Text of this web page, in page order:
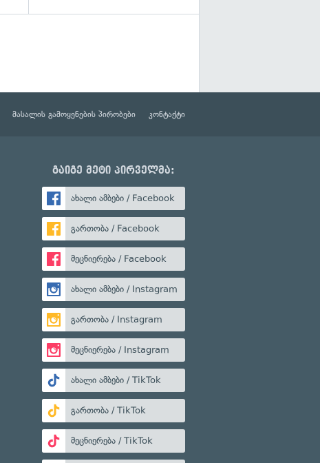
მასალის გამოყენების პირობები კონტაქტი
გაიგე მეტი პირველმა:
ახალი ამბები / Facebook
გართობა / Facebook
მეცნიერება / Facebook
ახალი ამბები / Instagram
გართობა / Instagram
მეცნიერება / Instagram
ახალი ამბები / TikTok
გართობა / TikTok
მეცნიერება / TikTok